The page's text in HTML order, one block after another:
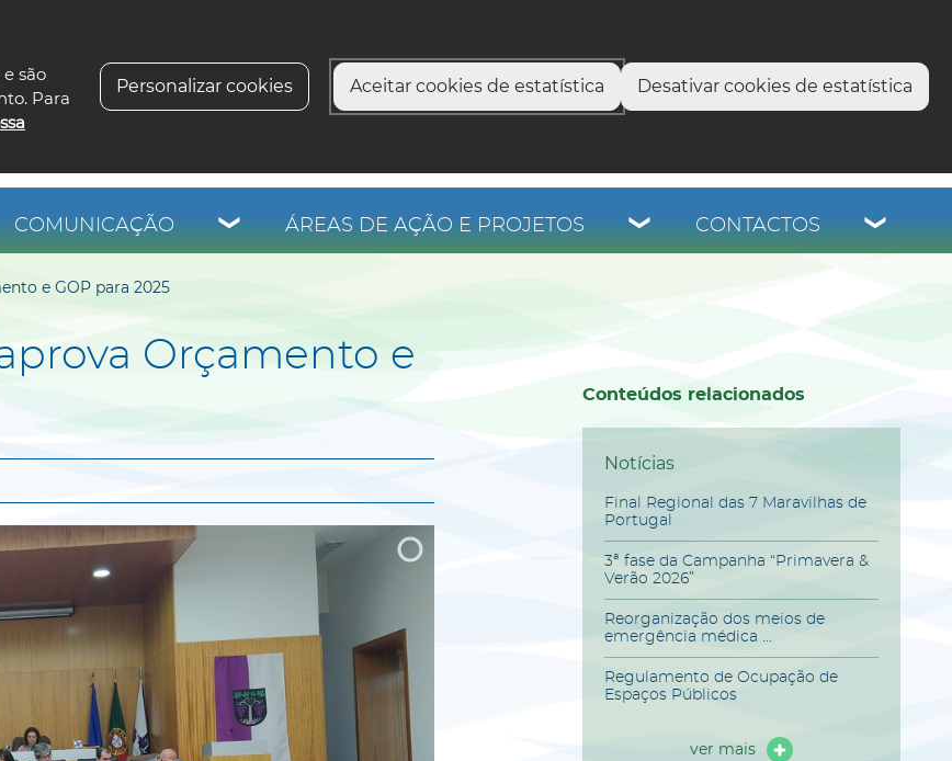
são
Para
Personalizar cookies Aceitar cookies de estatística Desativar cookies de estatística
COMUNICAÇÃO ÁREAS DE AÇÃO E PROJETOS CONTACTOS
e GOP para 2025
Orçamento e
Conteúdos relacionados
Notícias
Final Regional das 7 Maravilhas de
Portugal
3ª fase da Campanha “Primavera &
Verão 2026”
Reorganização dos meios de
emergência médica ...
Regulamento de Ocupação de
Espaços Públicos
ver mais